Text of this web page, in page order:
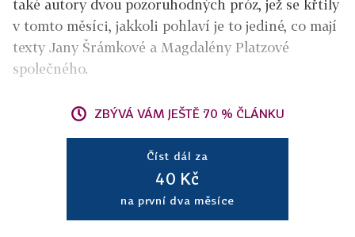
také autory dvou pozoruhodných próz, jež se křtily
v tomto měsíci, jakkoli pohlaví je to jediné, co mají
texty Jany Šrámkové a Magdalény Platzové
společného.
ZBÝVÁ VÁM JEŠTĚ 70 % ČLÁNKU
Číst dál za
40 Kč
na první dva měsíce